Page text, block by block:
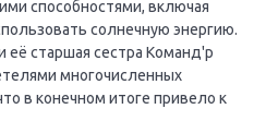
способностями, включая
солнечную энергию.
её старшая сестра Команд'р
многочисленных
в конечном итоге привело к